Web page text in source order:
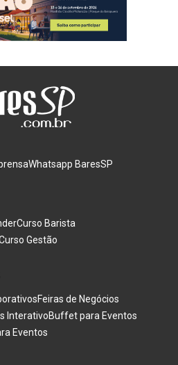
Whatsapp BaresSP
Curso Barista
Gestão
Feiras de Negócios
InterativoBuffet para Eventos
Eventos